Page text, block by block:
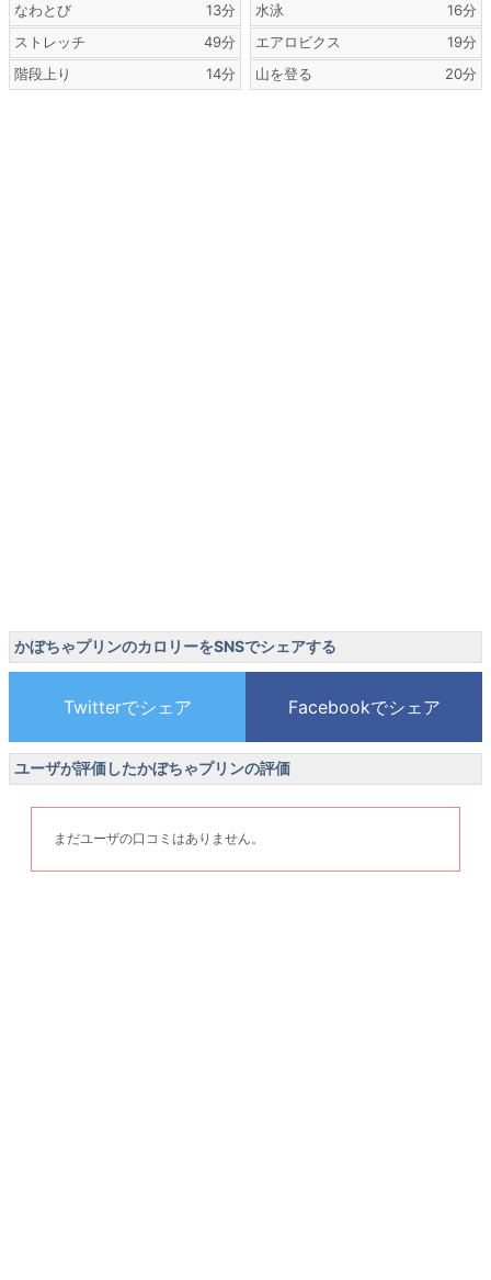
なわとび
13分
ストレッチ
49分
階段上り
14分
水泳
16分
エアロビクス
19分
山を登る
20分
かぼちゃプリンのカロリーをSNSでシェアする
ユーザが評価したかぼちゃプリンの評価
まだユーザの口コミはありません。